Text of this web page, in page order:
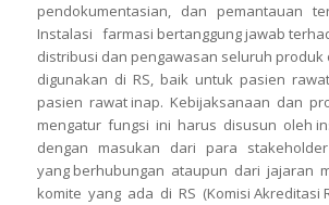
pendokumentasian, dan pemantauan
Instalasi farmasi bertanggung jawab
distribusi dan pengawasan seluruh
digunakan di RS, baik untuk pasien
pasien rawat inap. Kebijaksanaan dan
mengatur fungsi ini harus disusun oleh
dengan masukan dari para
yang berhubungan ataupun dari jajaran
komite yang ada di RS (Komisi Akreditasi